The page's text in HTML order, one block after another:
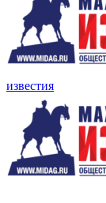
известия